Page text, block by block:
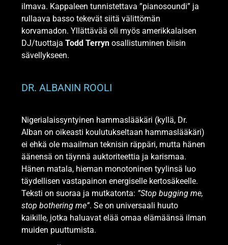
ilmava. Kappaleen tunnistettava ”pianosoundi” ja
rullaava basso tekevät siitä välittömän
korvamadon. Yllättävää oli myös amerikkalaisen
DJ/tuottajaTodd Terryn osallistuminen biisin
sävellykseen.
​DR. ALBANIN ROOLI​
Nigerialaissyntyinen hammaslääkäri (kyllä, Dr.
Alban on oikeasti koulutukseltaan hammaslääkäri)
ei ehkä ole maailman teknisin räppäri, mutta hänen
äänensä on täynnä auktoriteettia ja karismaa.
Hänen matala, hieman monotoninen tyylinsä luo
täydellisen vastapainon energiselle kertosäkeelle.
Teksti on suoraa ja mutkatonta: ”Stop bugging me,
stop bothering me”. Se on universaali huuto
kaikille, jotka haluavat elää omaa elämäänsä ilman
muiden puuttumista.